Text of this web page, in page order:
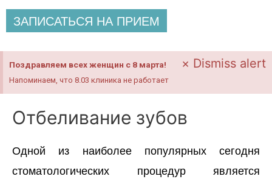
ЗАПИСАТЬСЯ НА ПРИЕМ
Поздравляем всех женщин с 8 марта!
Напоминаем, что 8.03 клиника не работает
× Dismiss alert
Отбеливание зубов
Одной из наиболее популярных сегодня
стоматологических процедур является